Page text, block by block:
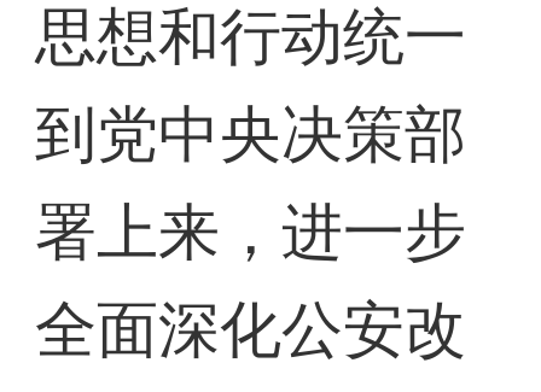
思想和行动统一
到党中央决策部
署上来，进一步
全面深化公安改